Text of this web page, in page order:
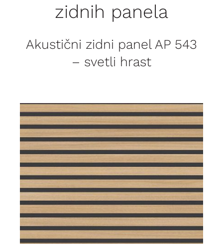
zidnih panela
Akustični zidni panel AP 543
– svetli hrast